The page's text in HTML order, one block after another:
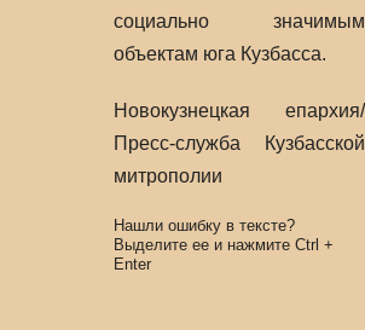
социально значимым
объектам юга Кузбасса.
Новокузнецкая епархия/
Пресс-служба Кузбасской
митрополии
Нашли ошибку в тексте?
Выделите ее и нажмите Ctrl +
Enter